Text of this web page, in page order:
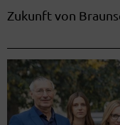
Zukunft von